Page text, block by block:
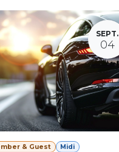
SEPT.
04
& Guest
Midi